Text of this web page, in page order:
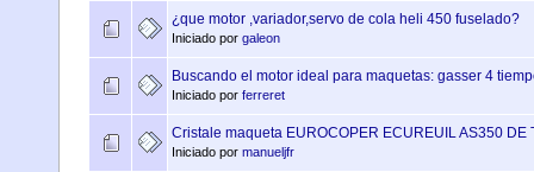
¿que motor ,variador,servo de cola heli 450 fuselado?
Iniciado por galeon
Buscando el motor ideal para maquetas: gasser 4
Iniciado por ferreret
Cristale maqueta EUROCOPER ECUREUIL AS350 DE
Iniciado por manueljfr